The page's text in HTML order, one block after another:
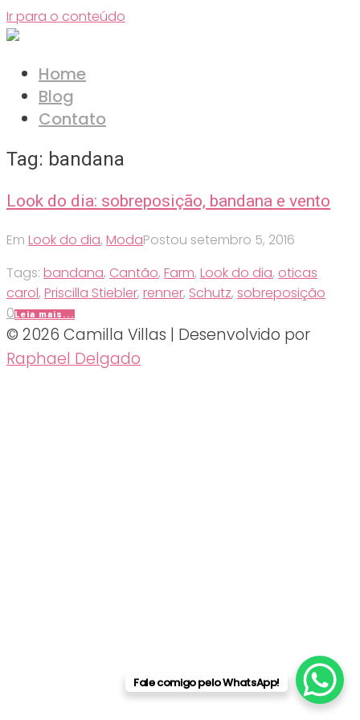
Ir para o conteúdo
Home
Blog
Contato
Tag: bandana
Look do dia: sobreposição, bandana e vento
Em Look do dia, ModaPostou setembro 5, 2016
Tags: bandana, Cantão, Farm, Look do dia, oticas
carol, Priscilla Stiebler, renner, Schutz, sobreposição
0Leia mais...
© 2026 Camilla Villas | Desenvolvido por
Raphael Delgado
Fale comigo pelo WhatsApp!